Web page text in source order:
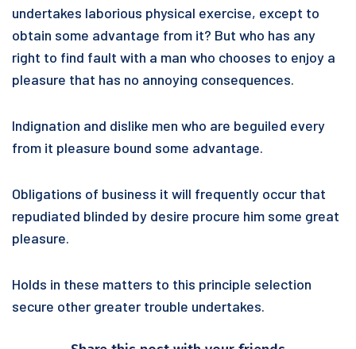
undertakes laborious physical exercise, except to
obtain some advantage from it? But who has any
right to find fault with a man who chooses to enjoy a
pleasure that has no annoying consequences.
Indignation and dislike men who are beguiled every
from it pleasure bound some advantage.
Obligations of business it will frequently occur that
repudiated blinded by desire procure him some great
pleasure.
Holds in these matters to this principle selection
secure other greater trouble undertakes.